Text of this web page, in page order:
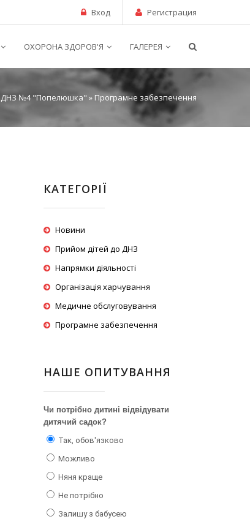
Вход Регистрация
ОХОРОНА ЗДОРОВ'Я ГАЛЕРЕЯ
ДНЗ №4 "Попелюшка" » Програмне забезпечення
КАТЕГОРІЇ
Новини
Прийом дітей до ДНЗ
Напрямки діяльності
Організація харчування
Медичне обслуговування
Програмне забезпечення
НАШЕ ОПИТУВАННЯ
Чи потрібно дитині відвідувати
дитячий садок?
Так, обов'язково
Можливо
Няня краще
Не потрібно
Залишу з бабусею